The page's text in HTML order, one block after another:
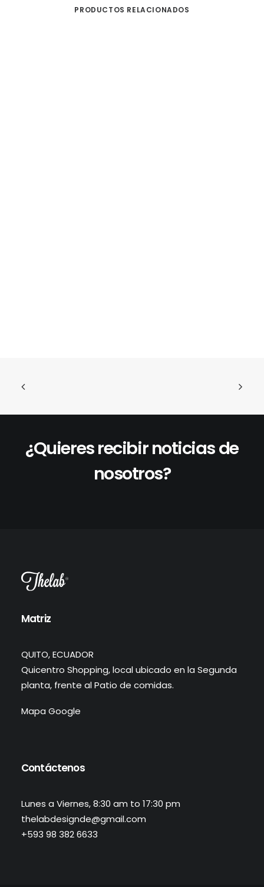
PRODUCTOS RELACIONADOS
¿Quieres recibir noticias de
nosotros?
Matriz
QUITO, ECUADOR
Quicentro Shopping, local ubicado en la Segunda
planta, frente al Patio de comidas.
Mapa Google
Contáctenos
Lunes a Viernes, 8:30 am to 17:30 pm
thelabdesignde@gmail.com
+593 98 382 6633